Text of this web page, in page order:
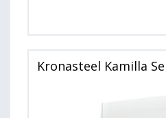
Kronasteel Kamilla